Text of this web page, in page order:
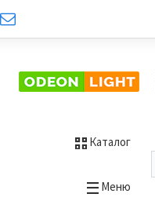
Каталог
Меню